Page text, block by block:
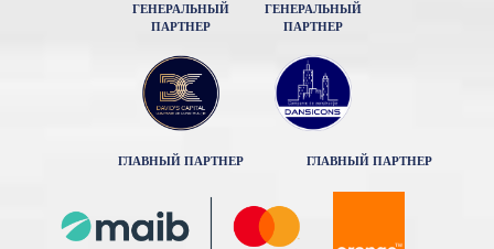
ГЕНЕРАЛЬНЫЙ
ПАРТНЕР
ГЕНЕРАЛЬНЫЙ
ПАРТНЕР
ГЛАВНЫЙ ПАРТНЕР ГЛАВНЫЙ ПАРТНЕР